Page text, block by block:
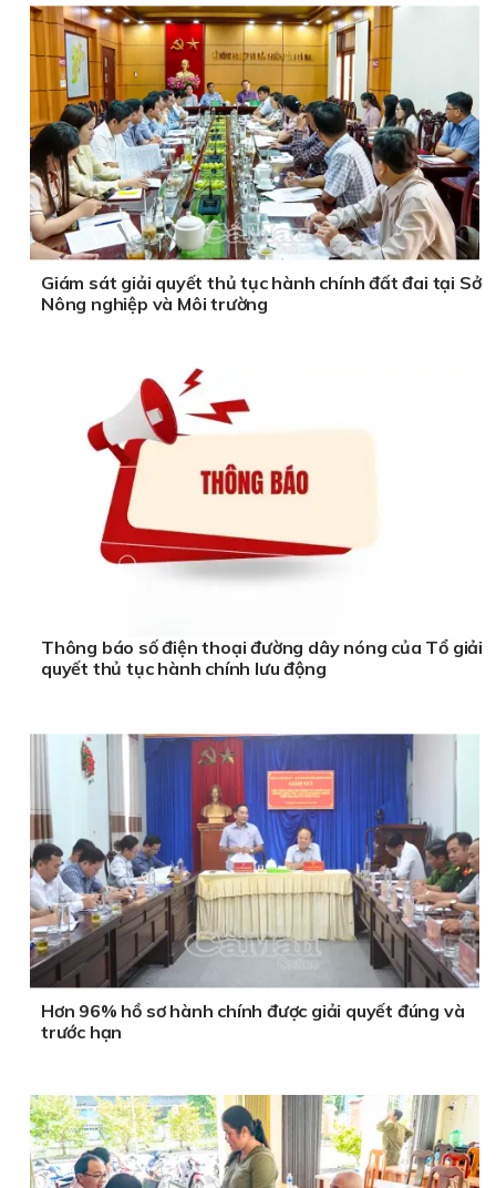
Giám sát giải quyết thủ tục hành chính đất đai tại Sở
Nông nghiệp và Môi trường
Thông báo số điện thoại đường dây nóng của Tổ giải
quyết thủ tục hành chính lưu động
Hơn 96% hồ sơ hành chính được giải quyết đúng và
trước hạn